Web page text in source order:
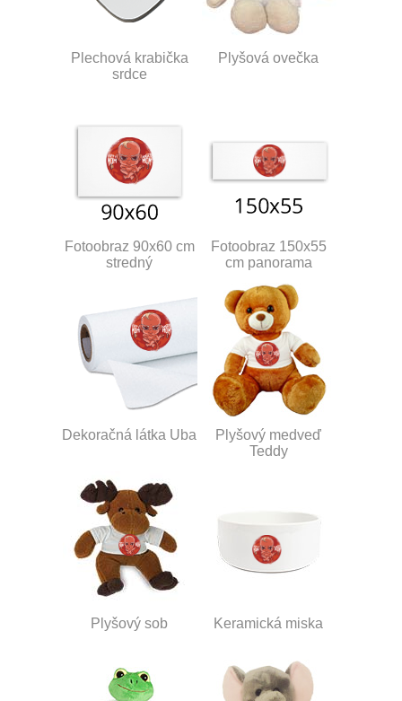
Plechová krabička
srdce
Plyšová ovečka
Fotoobraz 90x60 cm
stredný
Fotoobraz 150x55
cm panorama
Dekoračná látka Uba
Plyšový medveď
Teddy
Plyšový sob Keramická miska